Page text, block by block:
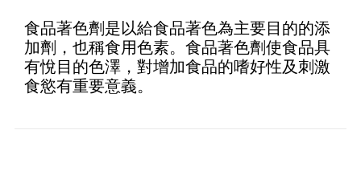
食品著色劑是以給食品著色為主要目的的添
加劑，也稱食用色素。食品著色劑使食品具
有悅目的色澤，對增加食品的嗜好性及刺激
食慾有重要意義。